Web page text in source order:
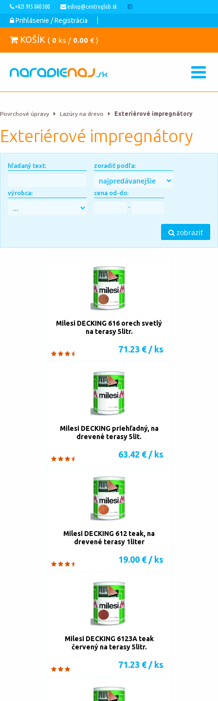
+421 915 840 300 eshop@centroglob.sk
Prihlásenie / Registrácia
KOŠÍK ( 0 ks / 0.00 € )
Povrchové úpravy Lazúry na drevo Exteriérové impregnátory
Exteriérové impregnátory
hľadaný text: zoradiť podľa:
výrobca: cena od-do:
-
zobraziť
Milesi DECKING 616 orech svetlý
na terasy 5litr.
71.23 € / ks
Milesi DECKING priehľadný, na
drevené terasy 5lit.
63.42 € / ks
Milesi DECKING 612 teak, na
drevené terasy 1liter
19.00 € / ks
Milesi DECKING 6123A teak
červený na terasy 5litr.
71.23 € / ks